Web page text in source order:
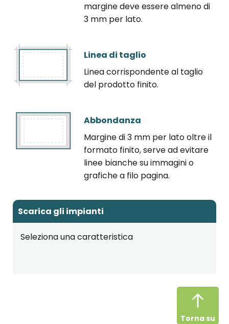
margine deve essere almeno di
3 mm per lato.
Linea di taglio
Linea corrispondente al taglio
del prodotto finito.
Abbondanza
Margine di 3 mm per lato oltre il
formato finito, serve ad evitare
linee bianche su immagini o
grafiche a filo pagina.
Scarica gli impianti
Seleziona una caratteristica
Torna su